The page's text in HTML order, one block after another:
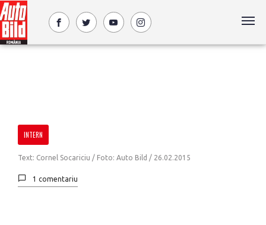
INTERN
Text: Cornel Socariciu / Foto: Auto Bild / 26.02.2015
1 comentariu